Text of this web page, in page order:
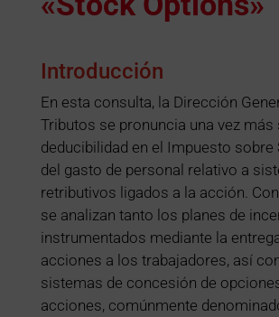
Introducción
En esta consulta, la Dirección
Tributos se pronuncia una vez más
deducibilidad en el Impuesto sobre
del gasto de personal relativo a
retributivos ligados a la acción.
se analizan tanto los planes de
instrumentados mediante la
acciones a los trabajadores, así
sistemas de concesión de
acciones, comúnmente